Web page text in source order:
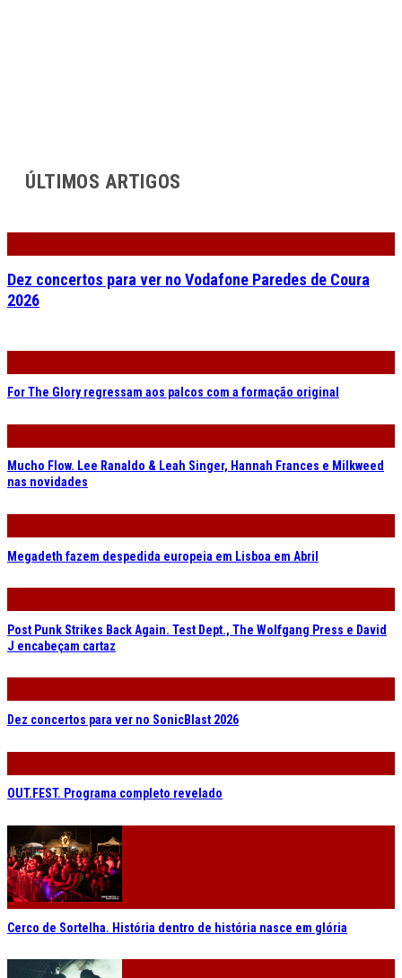
ÚLTIMOS ARTIGOS
Dez concertos para ver no Vodafone Paredes de Coura
2026
For The Glory regressam aos palcos com a formação original
Mucho Flow. Lee Ranaldo & Leah Singer, Hannah Frances e Milkweed
nas novidades
Megadeth fazem despedida europeia em Lisboa em Abril
Post Punk Strikes Back Again. Test Dept., The Wolfgang Press e David
J encabeçam cartaz
Dez concertos para ver no SonicBlast 2026
OUT.FEST. Programa completo revelado
Cerco de Sortelha. História dentro de história nasce em glória